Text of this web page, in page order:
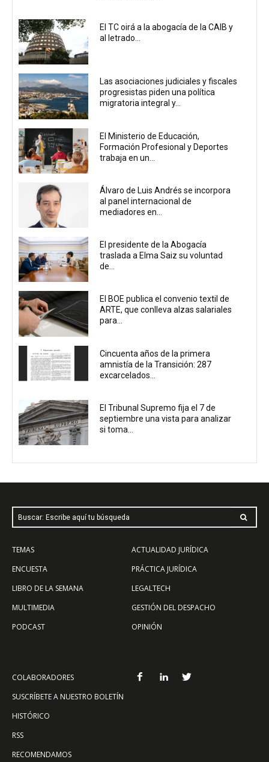
El TC oirá a la abogacía de la CAIB y
al letrado...
Las asociaciones judiciales y fiscales
progresistas piden una política
migratoria integral y...
El Ministerio de Educación,
Formación Profesional y Deportes
trabaja en un...
Álvaro de Luis Andrés se incorpora
al panel internacional de
mediadores en...
El presidente de la Abogacía
traslada a Elma Saiz su voluntad
de...
El BOE publica el convenio textil de
ARTE, que conlleva alzas salariales
para...
Cincuenta años de la primera
amnistía de la Transición: 287
excarcelados...
El Tribunal Supremo fija el 7 de
septiembre una vista para analizar
si toma...
Buscar: Escribe aquí tu búsqueda
TEMAS
ENCUESTA
LIBRO DE LA SEMANA
MULTIMEDIA
PODCAST
ACTUALIDAD JURÍDICA
PRÁCTICA JURÍDICA
LEGALTECH
GESTIÓN DEL DESPACHO
OPINIÓN
COLABORADORES
SUSCRÍBETE A NUESTRO BOLETÍN
HISTÓRICO
RSS
RECOMENDAMOS